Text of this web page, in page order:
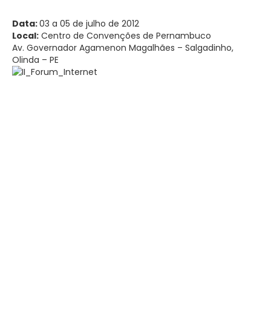
Data:03 a 05 de julho de 2012
Local: Centro de Convenções de Pernambuco
Av. Governador Agamenon Magalhães – Salgadinho,
Olinda – PE